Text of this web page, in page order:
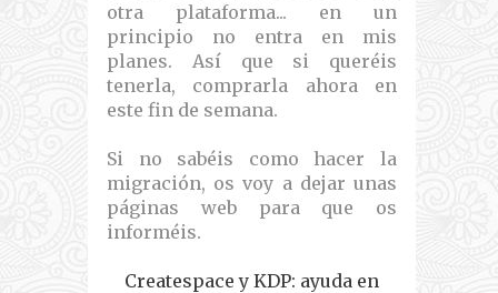
otra plataforma... en un
principio no entra en mis
planes. Así que si queréis
tenerla, comprarla ahora en
este fin de semana.
Si no sabéis como hacer la
migración, os voy a dejar unas
páginas web para que os
informéis.
Createspace y KDP: ayuda en